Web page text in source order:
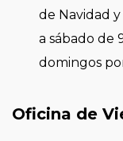
de Navidad
a sábado de
domingos
Oficina de